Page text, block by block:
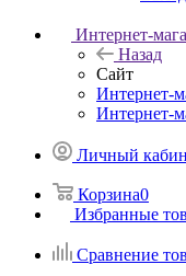
Интернет-
Назад
Сайт
Интернет-
Интернет-
Личный
Корзина0
Избранные
Сравнение